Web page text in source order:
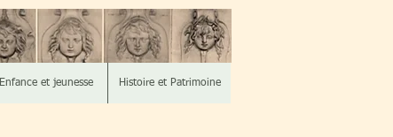
Enfance et jeunesse Histoire et Patrimoine